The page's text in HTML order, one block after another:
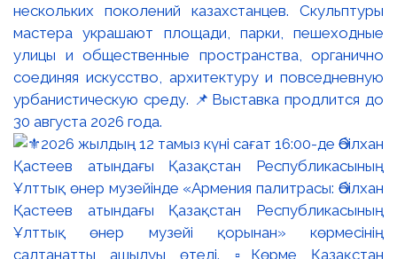
нескольких поколений казахстанцев. Скульптуры
мастера украшают площади, парки, пешеходные
улицы и общественные пространства, органично
соединяя искусство, архитектуру и повседневную
урбанистическую среду. 📌Выставка продлится до
30 августа 2026 года.